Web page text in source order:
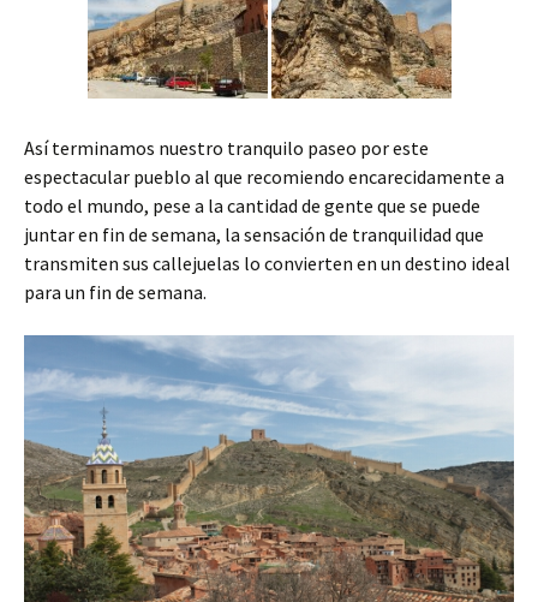
Así terminamos nuestro tranquilo paseo por este
espectacular pueblo al que recomiendo encarecidamente a
todo el mundo, pese a la cantidad de gente que se puede
juntar en fin de semana, la sensación de tranquilidad que
transmiten sus callejuelas lo convierten en un destino ideal
para un fin de semana.